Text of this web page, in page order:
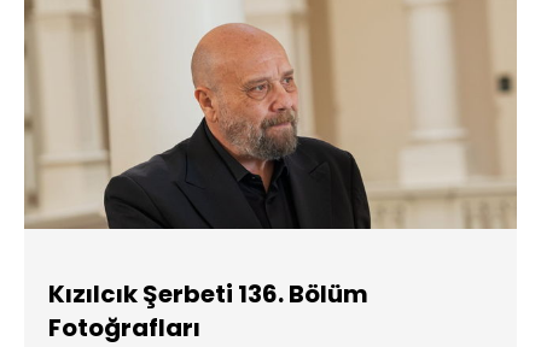
Kızılcık Şerbeti 136. Bölüm
Fotoğrafları